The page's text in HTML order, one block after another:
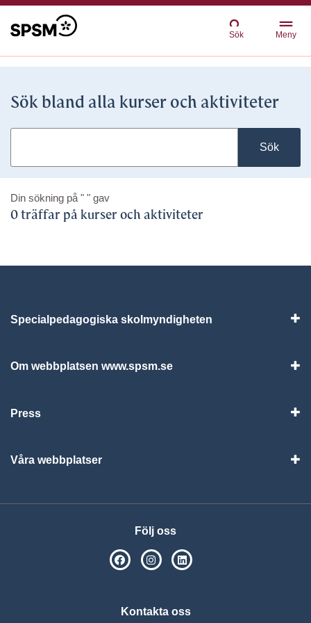
Sök Meny
Sök bland alla kurser och aktiviteter
Sök
Din sökning på " " gav
0 träffar på kurser och aktiviteter
Specialpedagogiska skolmyndigheten
Om webbplatsen www.spsm.se
Press
Våra webbplatser
Följ oss
SPSM på Facebook
SPSM på Instagram
Kontakta oss